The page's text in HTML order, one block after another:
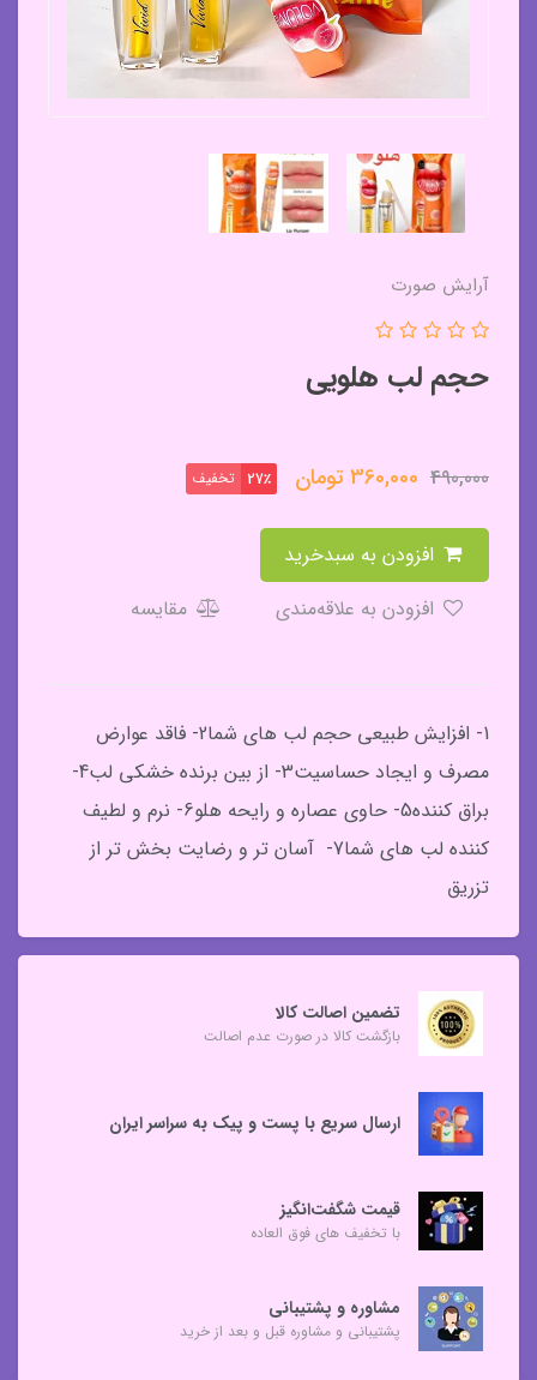
آرایش صورت
حجم لب هلویی
490,000
360,000تومان 27٪ تخفیف
مقایسه
1- افزایش طبیعی حجم لب های شما2- فاقد عوارض
مصرف و ایجاد حساسیت3- از بین برنده خشکی لب4-
براق کننده5- حاوی عصاره و رایحه هلو6- نرم و لطیف
کننده لب های شما7- آسان تر و رضایت بخش تر از
تزریق
تضمین اصالت کالا
بازگشت کالا در صورت عدم اصالت
ارسال سریع با پست و پیک به سراسر ایران
قیمت شگفت‌انگیز
با تخفیف های فوق العاده
مشاوره و پشتیبانی
پشتیبانی و مشاوره قبل و بعد از خرید